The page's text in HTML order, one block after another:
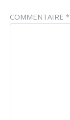
COMMENTAIRE *